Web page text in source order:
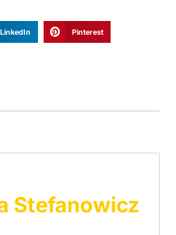
LinkedIn Pinterest
Stefanowicz